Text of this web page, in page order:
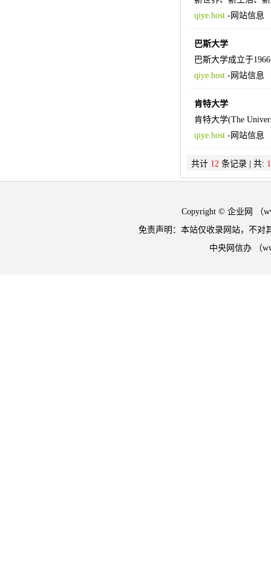
qiye.host-网站信息
巴斯大学
巴斯大学成立于
qiye.host-网站信息
肯特大学
肯特大学(The
qiye.host-网站信息
共计 12条记录 | 共: 1
Copyright © 企业网 （
免责声明：本站仅收录网站，不对
中央网信办 （